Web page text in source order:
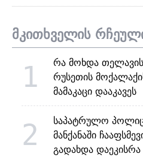
მკითხველის
1
რა მოხდა
რუსეთის
მამაკაცი დააკავეს
2
საპატრულო
მანქანაში
გადახდა დაეკისრა